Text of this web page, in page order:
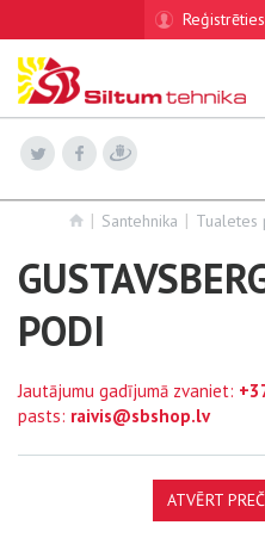
Reģistrēties
Santehnika Tualetes
PODI
Jautājumu gadījumā zvaniet:
pasts: raivis@sbshop.lv
ATVĒRT